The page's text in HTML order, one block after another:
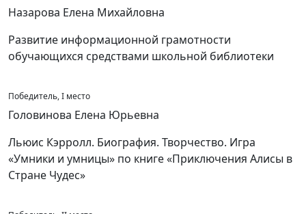
Назарова Елена Михайловна
Развитие информационной грамотности
обучающихся средствами школьной библиотеки
Победитель, I место
Головинова Елена Юрьевна
Льюис Кэрролл. Биография. Творчество. Игра
«Умники и умницы» по книге «Приключения Алисы в
Стране Чудес»